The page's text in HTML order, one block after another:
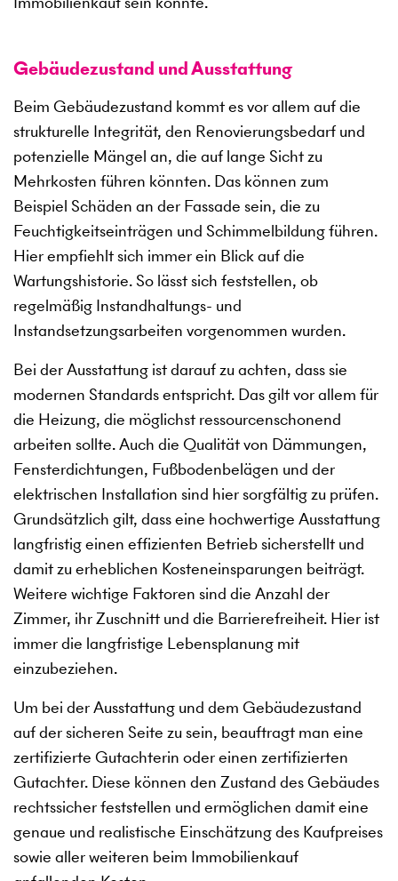
Gebäudezustand und Ausstattung
Beim Gebäudezustand kommt es vor allem auf die
strukturelle Integrität, den Renovierungsbedarf und
potenzielle Mängel an, die auf lange Sicht zu
Mehrkosten führen könnten. Das können zum
Beispiel Schäden an der Fassade sein, die zu
Feuchtigkeitseinträgen und Schimmelbildung führen.
Hier empfiehlt sich immer ein Blick auf die
Wartungshistorie. So lässt sich feststellen, ob
regelmäßig Instandhaltungs- und
Instandsetzungsarbeiten vorgenommen wurden.
Bei der Ausstattung ist darauf zu achten, dass sie
modernen Standards entspricht. Das gilt vor allem für
die Heizung, die möglichst ressourcenschonend
arbeiten sollte. Auch die Qualität von Dämmungen,
Fensterdichtungen, Fußbodenbelägen und der
elektrischen Installation sind hier sorgfältig zu prüfen.
Grundsätzlich gilt, dass eine hochwertige Ausstattung
langfristig einen effizienten Betrieb sicherstellt und
damit zu erheblichen Kosteneinsparungen beiträgt.
Weitere wichtige Faktoren sind die Anzahl der
Zimmer, ihr Zuschnitt und die Barrierefreiheit. Hier ist
immer die langfristige Lebensplanung mit
einzubeziehen.
Um bei der Ausstattung und dem Gebäudezustand
auf der sicheren Seite zu sein, beauftragt man eine
zertifizierte Gutachterin oder einen zertifizierten
Gutachter. Diese können den Zustand des Gebäudes
rechtssicher feststellen und ermöglichen damit eine
genaue und realistische Einschätzung des Kaufpreises
sowie aller weiteren beim Immobilienkauf